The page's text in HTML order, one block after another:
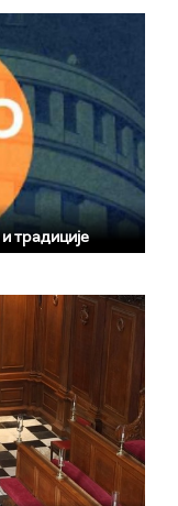
традиције